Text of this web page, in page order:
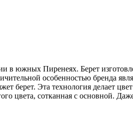
в южных Пиренеях. Берет
особенностью бренда
берет. Эта технология делает
цвета, сотканная с основной.